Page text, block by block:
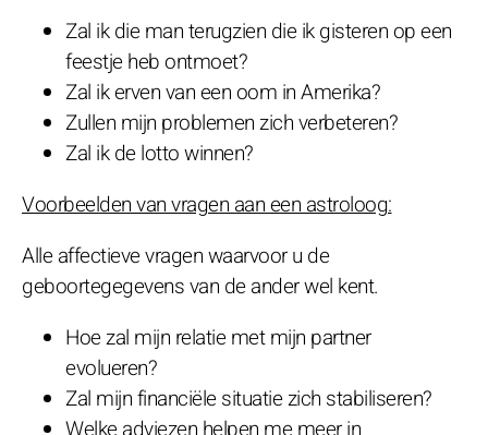
Zal ik die man terugzien die ik gisteren op een
feestje heb ontmoet?
Zal ik erven van een oom in Amerika?
Zullen mijn problemen zich verbeteren?
Zal ik de lotto winnen?
Voorbeelden van vragen aan een astroloog:
Alle affectieve vragen waarvoor u de
geboortegegevens van de ander wel kent.
Hoe zal mijn relatie met mijn partner
evolueren?
Zal mijn financiële situatie zich stabiliseren?